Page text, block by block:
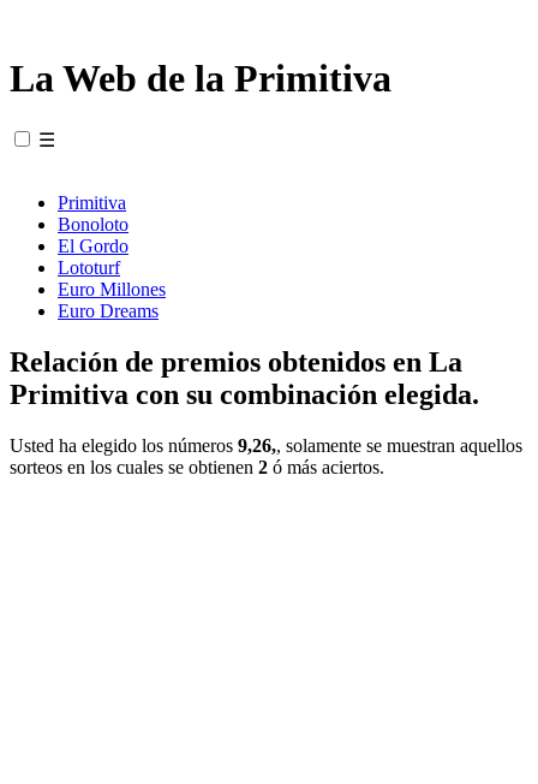
La Web de la Primitiva
☰
Primitiva
Bonoloto
El Gordo
Lototurf
Euro Millones
Euro Dreams
Relación de premios obtenidos en La
Primitiva con su combinación elegida.
Usted ha elegido los números 9,26,, solamente se muestran aquellos
sorteos en los cuales se obtienen 2 ó más aciertos.